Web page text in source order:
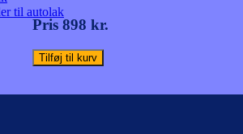
til autolak
antal
Pris 898 kr.
Tilføj til kurv